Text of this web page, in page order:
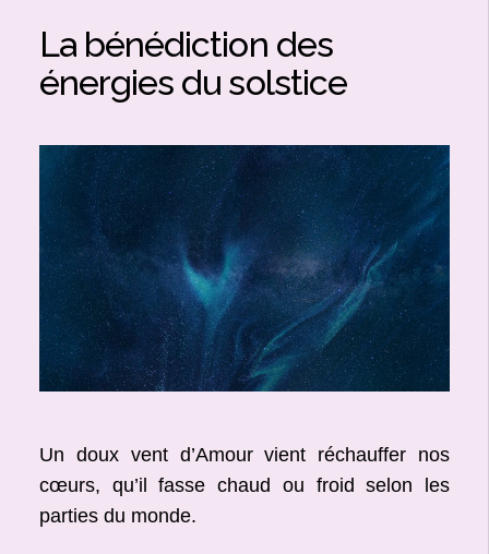
La bénédiction des
énergies du solstice
Un doux vent d’Amour vient réchauffer nos
cœurs, qu’il fasse chaud ou froid selon les
parties du monde.